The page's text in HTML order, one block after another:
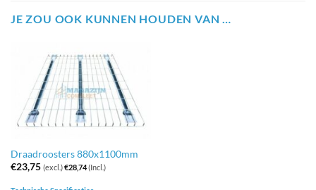
JE ZOU OOK KUNNEN HOUDEN VAN …
Draadroosters 880x1100mm
€23,75 (excl.)€28,74(Incl.)